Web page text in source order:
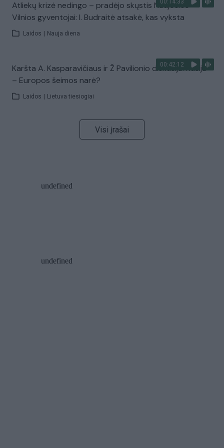
00:14:33
Atliekų krizė nedingo – pradėjo skųstis Naujosios
Vilnios gyventojai: I. Budraitė atsakė, kas vyksta
Laidos Nauja diena
00:42:12
Karšta A. Kasparavičiaus ir Ž Pavilionio diskusija: Rusija
– Europos šeimos narė?
Laidos Lietuva tiesiogiai
Visi įrašai